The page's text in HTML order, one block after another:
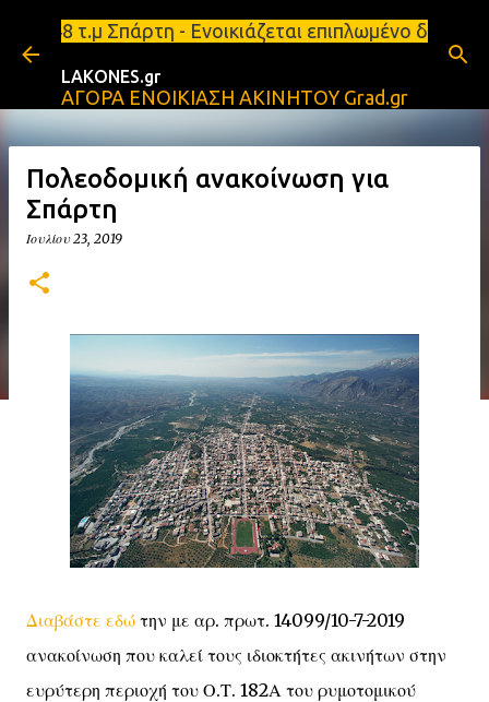
Μετάβαση στο κύριο περιεχόμενο
- Ενοικιάζεται επιπλωμένο
LAKONES.gr
ΑΓΟΡΑ ΕΝΟΙΚΙΑΣΗ ΑΚΙΝΗΤΟΥ Grad.gr
Πολεοδομική ανακοίνωση για
Σπάρτη
Ιουλίου 23, 2019
Διαβάστε εδώ την με αρ. πρωτ. 14099/10-7-2019
ανακοίνωση που καλεί τους ιδιοκτήτες ακινήτων στην
ευρύτερη περιοχή του Ο.Τ. 182Α του ρυμοτομικού